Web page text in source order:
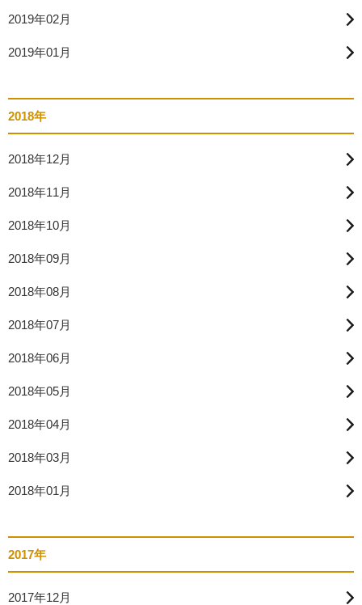
2019年02月
2019年01月
2018年
2018年12月
2018年11月
2018年10月
2018年09月
2018年08月
2018年07月
2018年06月
2018年05月
2018年04月
2018年03月
2018年01月
2017年
2017年12月